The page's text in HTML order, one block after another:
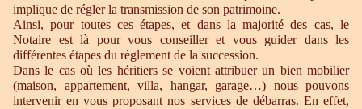
implique de régler la transmission de son patrimoine.
Ainsi, pour toutes ces étapes, et dans la majorité des cas, le
Notaire est là pour vous conseiller et vous guider dans les
différentes étapes du règlement de la succession.
Dans le cas où les héritiers se voient attribuer un bien mobilier
(maison, appartement, villa, hangar, garage…) nous pouvons
intervenir en vous proposant nos services de débarras. En effet,